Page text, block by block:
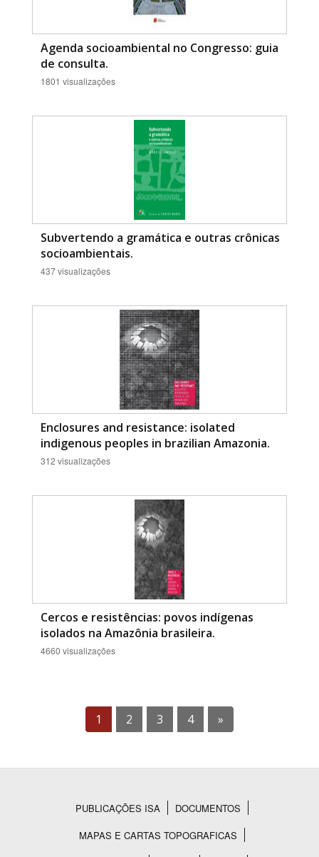
Agenda socioambiental no Congresso: guia
de consulta.
1801 visualizações
Subvertendo a gramática e outras crônicas
socioambientais.
437 visualizações
Enclosures and resistance: isolated
indigenous peoples in brazilian Amazonia.
312 visualizações
Cercos e resistências: povos indígenas
isolados na Amazônia brasileira.
4660 visualizações
1 2 3 4 »
Rodapé
PUBLICAÇÕES ISA
DOCUMENTOS
MAPAS E CARTAS TOPOGRAFICAS